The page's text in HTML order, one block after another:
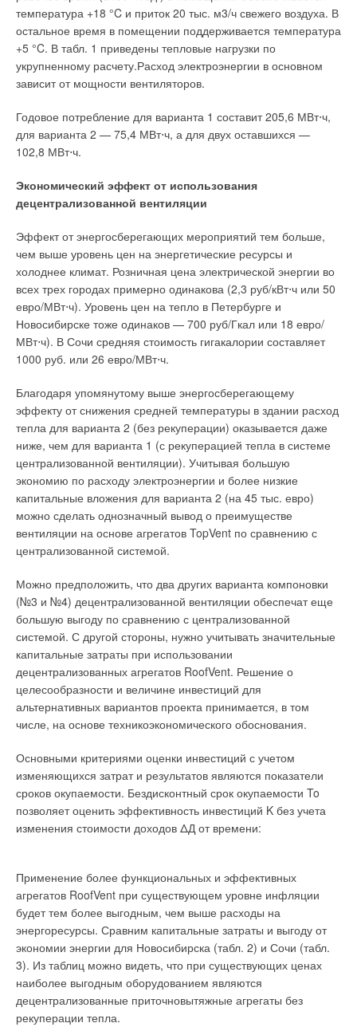
температура +18 °C и приток 20 тыс. м3/ч свежего воздуха. В
остальное время в помещении поддерживается температура
+5 °C. В табл. 1 приведены тепловые нагрузки по
укрупненному расчету.Расход электроэнергии в основном
зависит от мощности вентиляторов.
Годовое потребление для варианта 1 составит 205,6 МВт⋅ч,
для варианта 2 — 75,4 МВт⋅ч, а для двух оставшихся —
102,8 МВт⋅ч.
Экономический эффект от использования
децентрализованной вентиляции
Эффект от энергосберегающих мероприятий тем больше,
чем выше уровень цен на энергетические ресурсы и
холоднее климат. Розничная цена электрической энергии во
всех трех городах примерно одинакова (2,3 руб/кВт⋅ч или 50
евро/МВт⋅ч). Уровень цен на тепло в Петербурге и
Новосибирске тоже одинаков — 700 руб/Гкал или 18 евро/
МВт⋅ч). В Сочи средняя стоимость гигакалории составляет
1000 руб. или 26 евро/МВт⋅ч.
Благодаря упомянутому выше энергосберегающему
эффекту от снижения средней температуры в здании расход
тепла для варианта 2 (без рекуперации) оказывается даже
ниже, чем для варианта 1 (с рекуперацией тепла в системе
централизованной вентиляции). Учитывая большую
экономию по расходу электроэнергии и более низкие
капитальные вложения для варианта 2 (на 45 тыс. евро)
можно сделать однозначный вывод о преимуществе
вентиляции на основе агрегатов TopVent по сравнению с
централизованной системой.
Можно предположить, что два других варианта компоновки
(№3 и №4) децентрализованной вентиляции обеспечат еще
большую выгоду по сравнению с централизованной
системой. С другой стороны, нужно учитывать значительные
капитальные затраты при использовании
децентрализованных агрегатов RoofVent. Решение о
целесообразности и величине инвестиций для
альтернативных вариантов проекта принимается, в том
числе, на основе техникоэкономического обоснования.
Основными критериями оценки инвестиций с учетом
изменяющихся затрат и результатов являются показатели
сроков окупаемости. Бездисконтный срок окупаемости To
позволяет оценить эффективность инвестиций K без учета
изменения стоимости доходов ΔД от времени:
Применение более функциональных и эффективных
агрегатов RoofVent при существующем уровне инфляции
будет тем более выгодным, чем выше расходы на
энергоресурсы. Сравним капитальные затраты и выгоду от
экономии энергии для Новосибирска (табл. 2) и Сочи (табл.
3). Из таблиц можно видеть, что при существующих ценах
наиболее выгодным оборудованием являются
децентрализованные приточновытяжные агрегаты без
рекуперации тепла.